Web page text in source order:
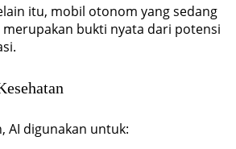
itu, mobil otonom yang sedang
bukti nyata dari potensi
AI digunakan untuk: